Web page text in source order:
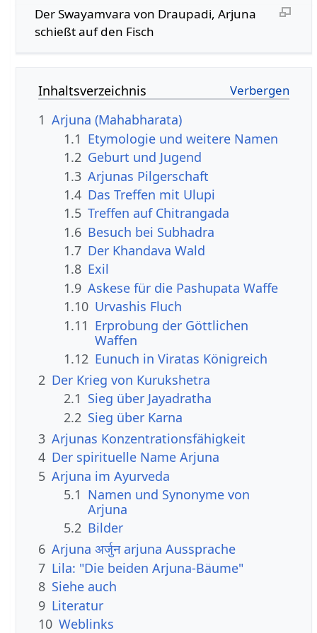
Der Swayamvara von Draupadi, Arjuna
schießt auf den Fisch
Inhaltsverzeichnis
1 Arjuna (Mahabharata)
1.1 Etymologie und weitere Namen
1.2 Geburt und Jugend
1.3 Arjunas Pilgerschaft
1.4 Das Treffen mit Ulupi
1.5 Treffen auf Chitrangada
1.6 Besuch bei Subhadra
1.7 Der Khandava Wald
1.8 Exil
1.9 Askese für die Pashupata Waffe
1.10 Urvashis Fluch
1.11 Erprobung der Göttlichen
Waffen
1.12 Eunuch in Viratas Königreich
2 Der Krieg von Kurukshetra
2.1 Sieg über Jayadratha
2.2 Sieg über Karna
3 Arjunas Konzentrationsfähigkeit
4 Der spirituelle Name Arjuna
5 Arjuna im Ayurveda
5.1 Namen und Synonyme von
Arjuna
5.2 Bilder
6 Arjuna अर्जुन arjuna Aussprache
7 Lila: "Die beiden Arjuna-Bäume"
8 Siehe auch
9 Literatur
10 Weblinks